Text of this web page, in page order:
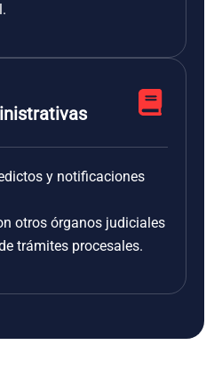
y notificaciones
otros órganos judiciales
trámites procesales.